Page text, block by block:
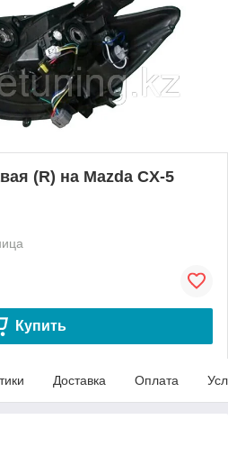
(R) на Mazda CX-5
Купить
Доставка Оплата